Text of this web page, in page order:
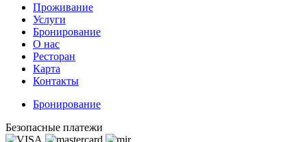
Проживание
Услуги
Бронирование
О нас
Ресторан
Карта
Контакты
Бронирование
Безопасные платежи